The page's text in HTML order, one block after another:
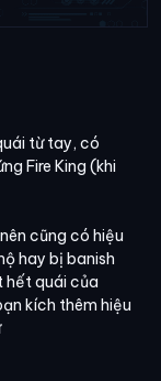
từ tay, có
Fire King (khi
cũng có hiệu
hay bị banish
hết quái của
kích thêm hiệu